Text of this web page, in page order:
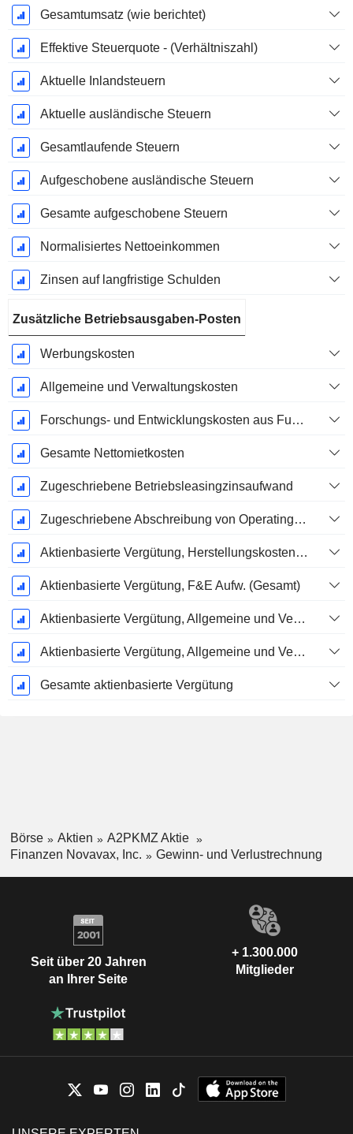
Gesamtumsatz (wie berichtet)
Effektive Steuerquote - (Verhältniszahl)
Aktuelle Inlandsteuern
Aktuelle ausländische Steuern
Gesamtlaufende Steuern
Aufgeschobene ausländische Steuern
Gesamte aufgeschobene Steuern
Normalisiertes Nettoeinkommen
Zinsen auf langfristige Schulden
Zusätzliche Betriebsausgaben-Posten
Werbungskosten
Allgemeine und Verwaltungskosten
Forschungs- und Entwicklungskosten aus Fußnoten
Gesamte Nettomietkosten
Zugeschriebene Betriebsleasingzinsaufwand
Zugeschriebene Abschreibung von Operating-Leasingverträgen
Aktienbasierte Vergütung, Herstellungskosten der verkauften Waren (Gesamt)
Aktienbasierte Vergütung, F&E Aufw. (Gesamt)
Aktienbasierte Vergütung, Allgemeine und Verwaltungskosten (Gesamt)
Aktienbasierte Vergütung, Allgemeine und Verwaltungskosten (Gesamt)
Gesamte aktienbasierte Vergütung
Börse Aktien
A2PKMZ Aktie
Finanzen Novavax, Inc.
Gewinn- und Verlustrechnung
Seit über 20 Jahren
an Ihrer Seite
+ 1.300.000
Mitglieder